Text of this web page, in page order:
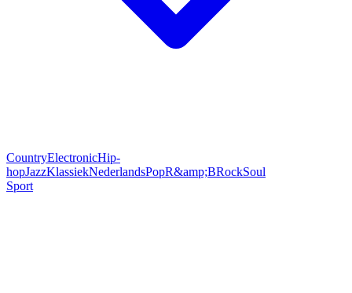
CountryElectronicHip-
hopJazzKlassiekNederlandsPopR&amp;BRockSoul
Sport